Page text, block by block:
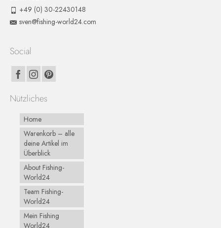
+49 (0) 30-22430148
sven@fishing-world24.com
Social
Nützliches
Home
Warenkorb – alle
deine Artikel im
Überblick
About Fishing-
World24
Team Fishing-
World24
Mein Fishing
World24